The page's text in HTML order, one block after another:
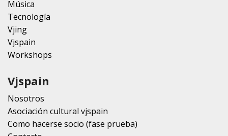
Música
Tecnología
Vjing
Vjspain
Workshops
Vjspain
Nosotros
Asociación cultural vjspain
Como hacerse socio (fase prueba)